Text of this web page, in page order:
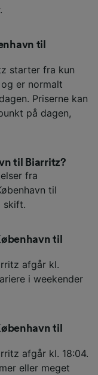
til
starter fra kun
er normalt
Priserne kan
på dagen,
til Biarritz?
fra
til
skift.
til
afgår kl.
i weekender
til
afgår kl. 18:04.
eller meget